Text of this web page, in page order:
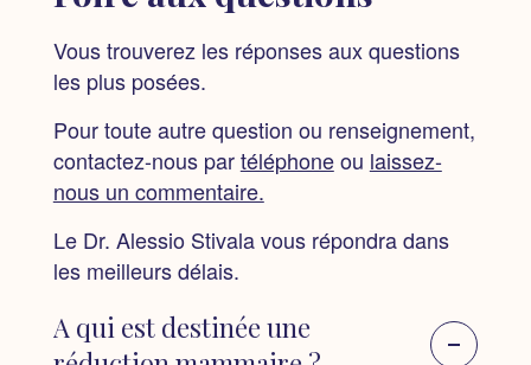
Vous trouverez les réponses aux questions
les plus posées.
Pour toute autre question ou renseignement,
contactez-nous partéléphoneou laissez-
nous un commentaire.
Le Dr. Alessio Stivala vous répondra dans
les meilleurs délais.
A qui est destinée une